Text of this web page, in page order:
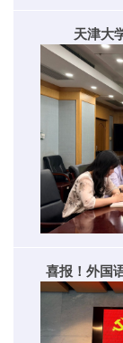
天津大
喜报！外国